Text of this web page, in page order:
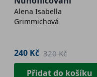
Alena Isabella
Grimmichová
240 Kč 320 Kč
Přidat do košíku